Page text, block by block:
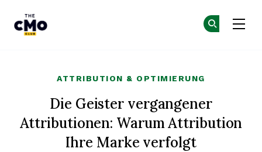
ATTRIBUTION & OPTIMIERUNG
Die Geister vergangener
Attributionen: Warum Attribution
Ihre Marke verfolgt